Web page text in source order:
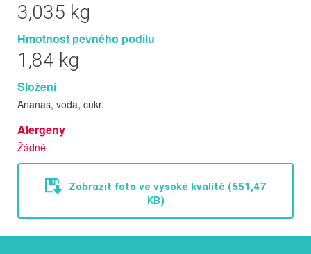
3,035 kg
Hmotnost pevného podílu
1,84 kg
Složení
Ananas, voda, cukr.
Alergeny
Žádné
Zobrazit foto ve vysoké kvalitě (551,47
KB)